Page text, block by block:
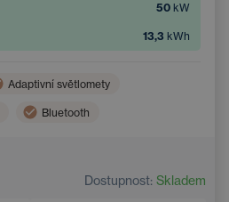
50 kW
13,3 kWh
Adaptivní světlomety
Bluetooth
Dostupnost: Skladem